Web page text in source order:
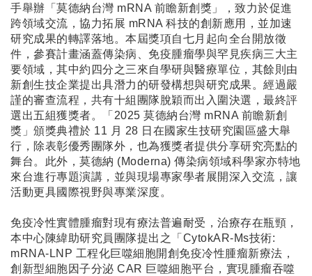
手舉辦「莫德納台灣 mRNA 前瞻新創獎」，致力於促進
跨領域交流，協力拓展 mRNA 科技的創新應用，並加速
研究成果的轉譯落地。本屆獎項自七月起向全台開放徵
件，參賽計畫涵蓋傳染病、免疫腫瘤學與罕見疾病三大主
要領域，其中約四分之三來自學研與醫療單位，其餘則由
新創生技企業提出具潛力的研發構想與研究成果。經過嚴
謹的審查流程，共有十組團隊脫穎而出入圍決選，最終評
選出五組獲獎者。「2025 莫德納台灣 mRNA 前瞻新創
獎」頒獎典禮於 11 月 28 日在國家生技研究園區盛大舉
行，除表彰優秀團隊外，也為獲獎者提供分享研究亮點的
舞台。此外，莫德納 (Moderna) 傳染病領域科學家亦特地
來台進行專題演講，並與現場專家學者展開深入交流，讓
活動更具國際視野與專業深度。
免疫冷性實體腫瘤對現有療法普遍耐受，治療存在瓶頸，
本中心陳緯助研究員團隊提出之「CytokAR-Ms技術:
mRNA-LNP 工程化巨噬細胞開創免疫冷性腫瘤新療法，
創新型細胞因子分泌 CAR 巨噬細胞平台，實現腫瘤吞噬